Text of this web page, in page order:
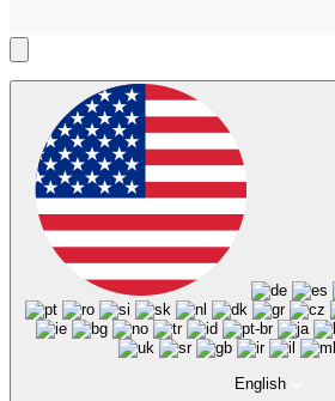
English